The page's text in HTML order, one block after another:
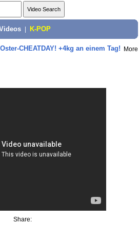
K-POP
Oster-CHEATDAY! +4kg an einem Tag! More
Share: